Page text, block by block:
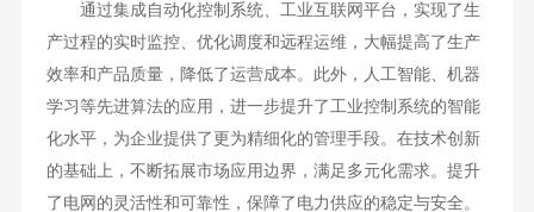
通过集成自动化控制系统、工业互联网平台，实现了生
产过程的实时监控、优化调度和远程运维，大幅提高了生产
效率和产品质量，降低了运营成本。此外，人工智能、机器
学习等先进算法的应用，进一步提升了工业控制系统的智能
化水平，为企业提供了更为精细化的管理手段。在技术创新
的基础上，不断拓展市场应用边界，满足多元化需求。提升
了电网的灵活性和可靠性，保障了电力供应的稳定与安全。